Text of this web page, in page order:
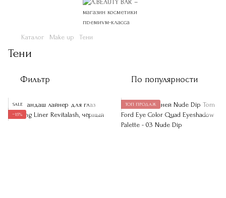
Каталог Make up Тени
Тени
Фильтр По популярности
SALE
−15%
ТОП ПРОДАЖ